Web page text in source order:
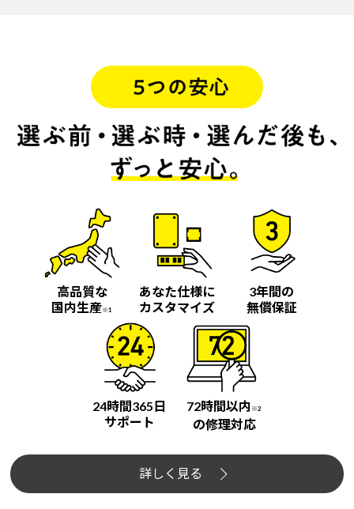
高品質な
国内生産※1
あなた仕様に
カスタマイズ
3年間の
無償保証
24時間365日
サポート
72時間以内 ※2
の修理対応
詳しく見る